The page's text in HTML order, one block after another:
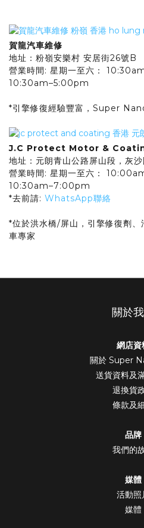
賀龍汽車維修
地址：粉嶺安樂村 安居街26號B
營業時間: 星期一至六：
10:30am–5:00pm
*引擎修復經驗豐富，Super
J.C Protect Motor &
地址：元朗青山公路屏山段，灰
營業時間: 星期一至六：
10:30am–7:00pm
*去前請: WhatsApp聯絡
*位於洪水橋/屏山，引擎修復劑
車專家
關於
網店資
關於 Super
送貨資料及
退換貨
條款及
品牌
我們的
媒體
活動照
媒體